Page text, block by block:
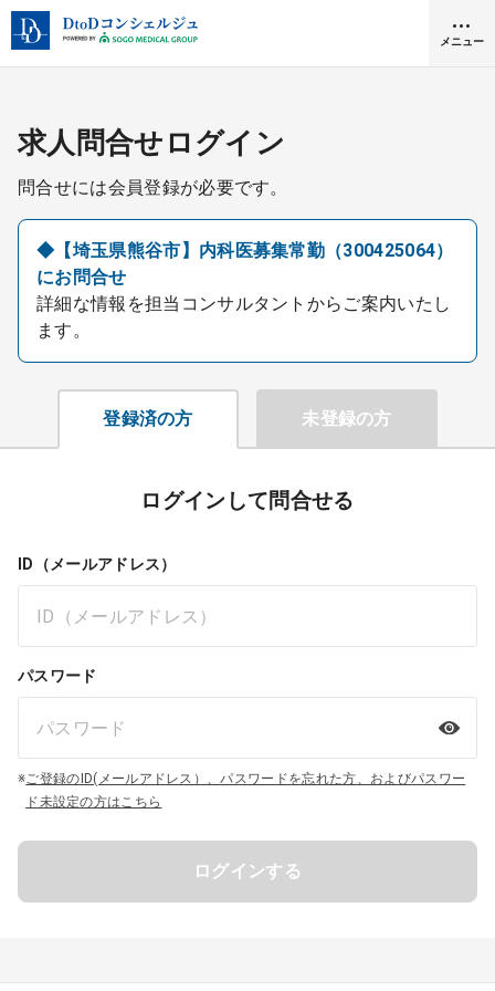
メニュー
クリニック開業
DtoDとは
お問合せ
医院の譲渡・売却をお考えの方
採用をお考えの医療機関の方
求人問合せログイン
問合せには会員登録が必要です。
◆【埼玉県熊谷市】内科医募集常勤（300425064）
にお問合せ
詳細な情報を担当コンサルタントからご案内いたし
ます。
登録済の方 未登録の方
ログインして問合せる
ID（メールアドレス）
パスワード
※ご登録のID(メールアドレス）、パスワードを忘れた方、およびパスワー
ド未設定の方はこちら
ログインする